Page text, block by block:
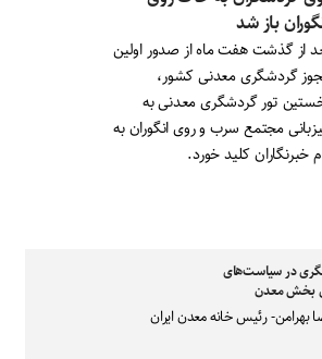
باز شد
از گذشت هفت ماه از صدور اولین
گردشگری معدنی کشور،
تور گردشگری معدنی به
مجتمع سرب و روی انگوران به
خبرنگاران کلید خورد.
در سیاست‌های
بخش معدن
بهرامن- رئیس خانه معدن ایران